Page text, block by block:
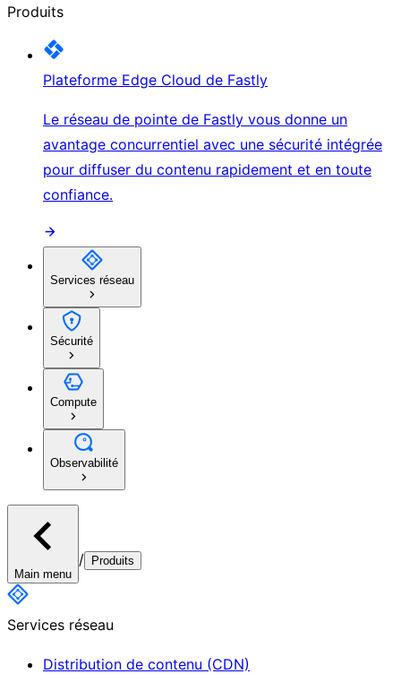
Produits
Plateforme Edge Cloud de Fastly
Le réseau de pointe de Fastly vous donne un
avantage concurrentiel avec une sécurité intégrée
pour diffuser du contenu rapidement et en toute
confiance.
Services réseau
Sécurité
Compute
Observabilité
Main menu
/ Produits
Services réseau
Distribution de contenu (CDN)